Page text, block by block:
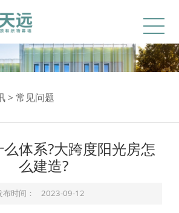
>常见问题
体系?大跨度阳光房怎
么建造?
布时间： 2023-09-12